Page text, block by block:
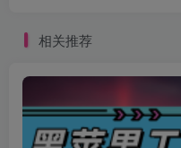
相关推荐